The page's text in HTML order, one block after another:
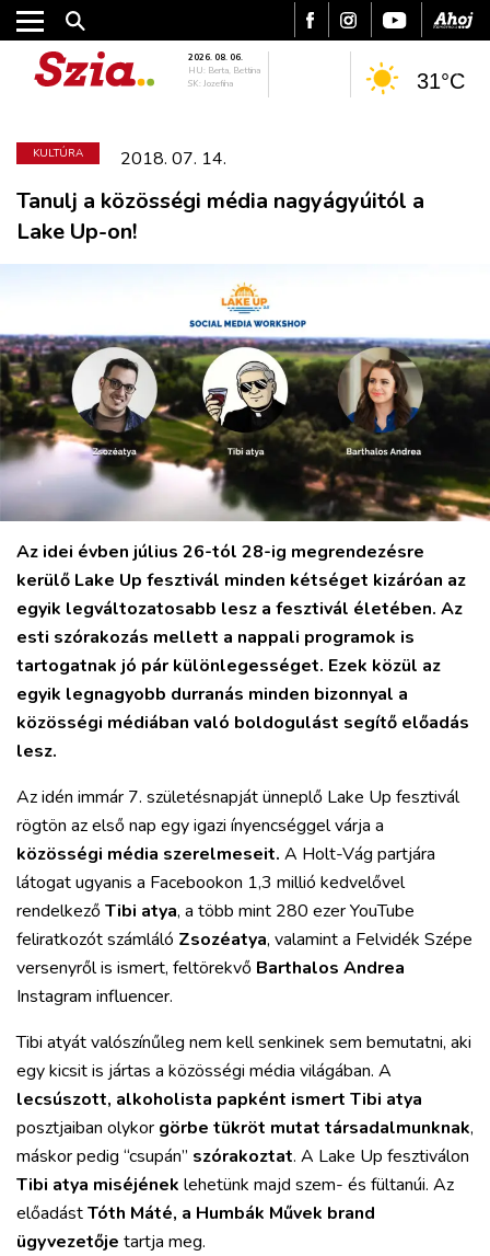
VÁROS
KULTÚRA
PODCAST
MIX
2026. 08. 06.
HU: Berta, Bettina
SK: Jozefína
31°C
KULTÚRA 2018. 07. 14.
Tanulj a közösségi média nagyágyúitól a
Lake Up-on!
Az idei évben július 26-tól 28-ig megrendezésre
kerülő Lake Up fesztivál minden kétséget kizáróan az
egyik legváltozatosabb lesz a fesztivál életében. Az
esti szórakozás mellett a nappali programok is
tartogatnak jó pár különlegességet. Ezek közül az
egyik legnagyobb durranás minden bizonnyal a
közösségi médiában való boldogulást segítő előadás
lesz.
Az idén immár 7. születésnapját ünneplő Lake Up fesztivál
rögtön az első nap egy igazi ínyencséggel várja a
közösségi média szerelmeseit. A Holt-Vág partjára
látogat ugyanis a Facebookon 1,3 millió kedvelővel
rendelkezőTibi atya, a több mint 280 ezer YouTube
feliratkozót számláló Zsozéatya, valamint a Felvidék Szépe
versenyről is ismert, feltörekvő Barthalos Andrea
Instagram influencer.
Tibi atyát valószínűleg nem kell senkinek sem bemutatni, aki
egy kicsit is jártas a közösségi média világában. A
lecsúszott, alkoholista papként ismert Tibi atya
posztjaiban olykor görbe tükröt mutat társadalmunknak,
máskor pedig “csupán” szórakoztat. A Lake Up fesztiválon
Tibi atya miséjének lehetünk majd szem- és fültanúi. Az
előadástTóth Máté, a Humbák Művek brand
ügyvezetője tartja meg.